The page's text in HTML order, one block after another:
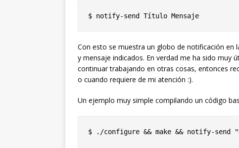
Con esto se muestra un globo de notificación en
y mensaje indicados. En verdad me ha sido muy
continuar trabajando en otras cosas, entonces
o cuando requiere de mi atención :).
Un ejemplo muy simple compilando un código